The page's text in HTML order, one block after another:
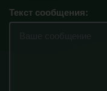
Текст сообщения: